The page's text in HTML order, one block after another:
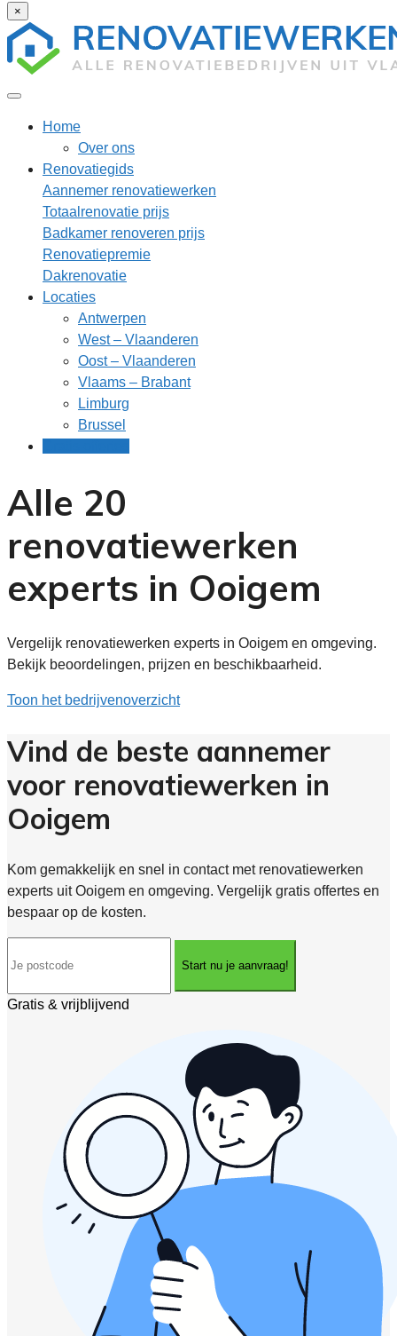
×
Home
Over ons
Renovatiegids
Aannemer renovatiewerken
Totaalrenovatie prijs
Badkamer renoveren prijs
Renovatiepremie
Dakrenovatie
Locaties
Antwerpen
West – Vlaanderen
Oost – Vlaanderen
Vlaams – Brabant
Limburg
Brussel
Alle 20
renovatiewerken
experts in Ooigem
Vergelijk renovatiewerken experts in Ooigem en omgeving.
Bekijk beoordelingen, prijzen en beschikbaarheid.
Toon het bedrijvenoverzicht
Vind de beste aannemer
voor renovatiewerken in
Ooigem
Kom gemakkelijk en snel in contact met renovatiewerken
experts uit Ooigem en omgeving. Vergelijk gratis offertes en
bespaar op de kosten.
Start nu je aanvraag!
Gratis & vrijblijvend